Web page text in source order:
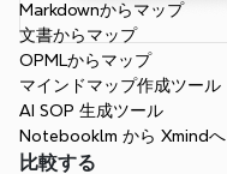
Markdownからマップ
文書からマップ
OPMLからマップ
マインドマップ作成ツール
AI SOP 生成ツール
Notebooklm から Xmindへ
比較する